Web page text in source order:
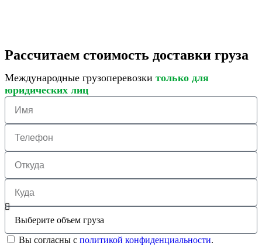
Рассчитаем стоимость доставки груза
Международные грузоперевозки только для
юридических лиц
Вы согласны с политикой конфиденциальности.